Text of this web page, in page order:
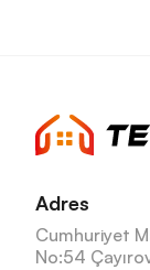
Adres
Cumhuriyet
No:54